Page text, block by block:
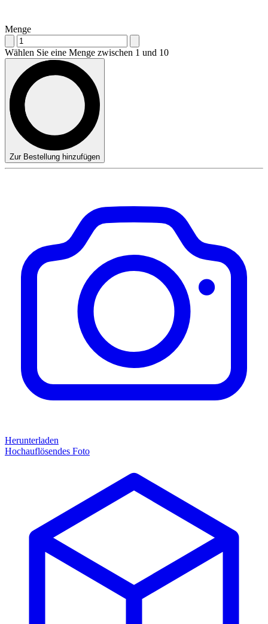
Menge
Wählen Sie eine Menge zwischen 1 und 10
Zur Bestellung hinzufügen
Herunterladen
Hochauflösendes Foto